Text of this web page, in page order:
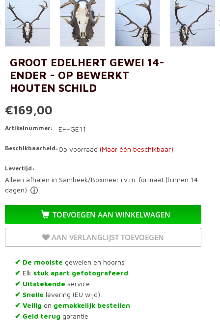
GROOT EDELHERT GEWEI 14-
ENDER - OP BEWERKT
HOUTEN SCHILD
€169,00
Artikelnummer: EH-GE11
Beschikbaarheid: Op voorraad (Maar één beschikbaar)
Levertijd:
Alleen afhalen in Sambeek/Boxmeer i.v.m. formaat (binnen 14
dagen)
TOEVOEGEN AAN WINKELWAGEN
AAN VERLANGLIJST TOEVOEGEN
✔ De mooiste geweien en hoorns
✔ Elk stuk apart gefotografeerd
✔ Uitstekende service
✔ Snelle levering (EU wijd)
✔ Veilig en gemakkelijk bestellen
✔ Geld terug garantie